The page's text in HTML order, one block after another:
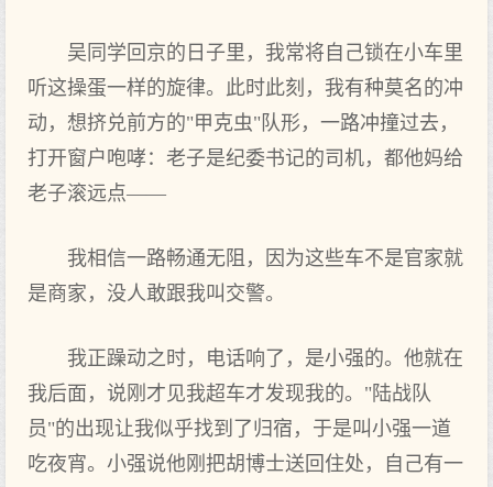
吴同学回京的日子里，我常将自己锁在小车里
听这操蛋一样的旋律。此时此刻，我有种莫名的冲
动，想挤兑前方的"甲克虫"队形，一路冲撞过去，
打开窗户咆哮：老子是纪委书记的司机，都他妈给
老子滚远点——
我相信一路畅通无阻，因为这些车不是官家就
是商家，没人敢跟我叫交警。
我正躁动之时，电话响了，是小强的。他就在
我后面，说刚才见我超车才发现我的。"陆战队
员"的出现让我似乎找到了归宿，于是叫小强一道
吃夜宵。小强说他刚把胡博士送回住处，自己有一